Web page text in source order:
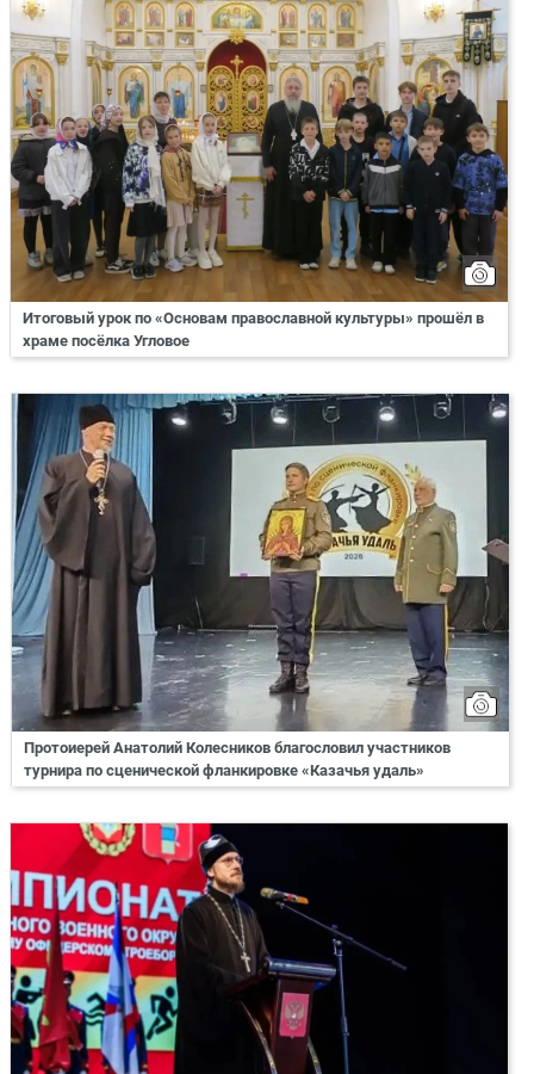
Итоговый урок по «Основам православной культуры» прошёл в
храме посёлка Угловое
Протоиерей Анатолий Колесников благословил участников
турнира по сценической фланкировке «Казачья удаль»